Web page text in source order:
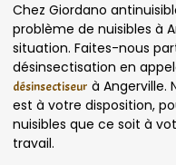
Chez Giordano
problème de nuisibles à
situation. Faites-nous
désinsectisation en
désinsectiseur à Angerville.
est à votre disposition,
nuisibles que ce soit à
travail.